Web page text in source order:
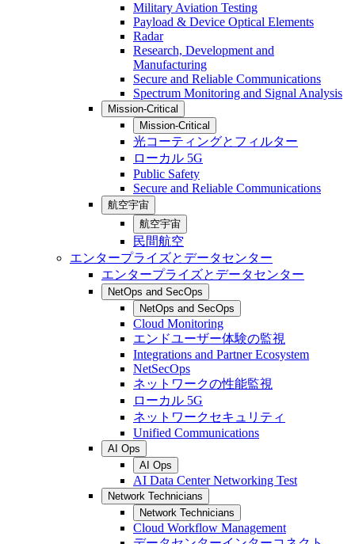
Military Aviation Testing
Payload & Device Optical Elements
Radar
Research, Development and
Manufacturing
Secure and Reliable Communications
Spectrum Monitoring and Signal Analysis
Mission-Critical
Mission-Critical
光コーティングとフィルター
ローカル 5G
Public Safety
Secure and Reliable Communications
航空宇宙
航空宇宙
民間航空
エンタープライズとデータセンター
エンタープライズとデータセンター
NetOps and SecOps
NetOps and SecOps
Cloud Monitoring
エンドユーザー体験の監視
Integrations and Partner Ecosystem
NetSecOps
ネットワークの性能監視
ローカル 5G
ネットワークセキュリティ
Unified Communications
AI Ops
AI Ops
AI Data Center Networking Test
Network Technicians
Network Technicians
Cloud Workflow Management